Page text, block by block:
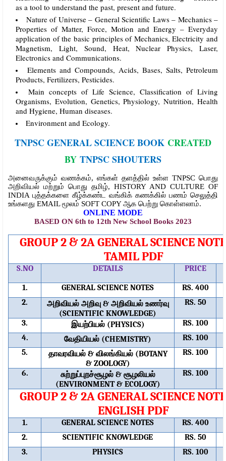
as a tool to understand the past, present and future.
Nature of Universe – General Scientific Laws – Mechanics –
Properties of Matter, Force, Motion and Energy – Everyday
application of the basic principles of Mechanics, Electricity and
Magnetism, Light, Sound, Heat, Nuclear Physics, Laser,
Electronics and Communications.
Elements and Compounds, Acids, Bases, Salts, Petroleum
Products, Fertilizers, Pesticides.
Main concepts of Life Science, Classification of Living
Organisms, Evolution, Genetics, Physiology, Nutrition, Health
and Hygiene, Human diseases.
Environment and Ecology.
TNPSC GENERAL SCIENCE BOOK CREATED
BY TNPSC SHOUTERS
அனைவருக்கும் வணக்கம், எங்கள் தளத்தில் உள்ள TNPSC பொது
அறிவியல் மற்றும் பொது தமிழ், HISTORY AND CULTURE OF
INDIA புத்தக்களை கீழ்க்கண்ட வங்கிக் கணக்கில் பணம் செலுத்தி
உங்களது EMAIL மூலம் SOFT COPY ஆக பெற்று கொள்ளலாம்.
ONLINE MODE
BASED ON 6th to 12th New School Books 2023
GROUP 2 & 2A GENERAL SCIENCE
TAMIL PDF
S.NO DETAILS PRICE
1. GENERAL SCIENCE NOTES
RS. 400
2.
அறிவியல் அறிவு& அறிவியல் உணர்வு
(SCIENTIFIC KNOWLEDGE)
RS. 50
3. இயற்பியல்(PHYSICS)
RS. 100
4.
வேதியியல் (CHEMISTRY)
RS. 100
5.
தாவரவியல்& விலங்கியல்(BOTANY
& ZOOLOGY)
RS. 100
6. சுற்றுப்புறச்சூழல்& சூழலியல்
(ENVIRONMENT & ECOLOGY)
RS. 100
GROUP 2 & 2A GENERAL SCIENCE
ENGLISH PDF
1. GENERAL SCIENCE NOTES
RS. 400
2.
SCIENTIFIC KNOWLEDGE
RS. 50
3.
PHYSICS
RS. 100